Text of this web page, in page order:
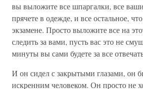
вы выложите все шпаргалки, все
прячете в одежде, и все остальное,
экзамене. Просто выложите все на
следить за вами, пусть вас это не
минуты вы сами будете за все
И он сидел с закрытыми глазами, он
искренним человеком. Он просто не